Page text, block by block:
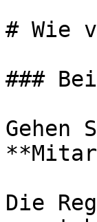
# Wie
###
Die